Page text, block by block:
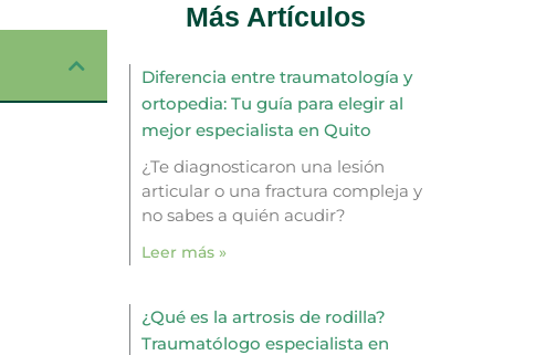
Más Artículos
Diferencia entre traumatología y
ortopedia: Tu guía para elegir al
mejor especialista en Quito
¿Te diagnosticaron una lesión
articular o una fractura compleja y
no sabes a quién acudir?
Leer más »
¿Qué es la artrosis de rodilla?
Traumatólogo especialista en